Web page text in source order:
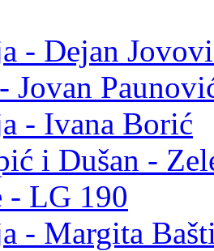
- Dejan
Jovan
- Ivana Borić
i Dušan -
- LG 190
- Margita